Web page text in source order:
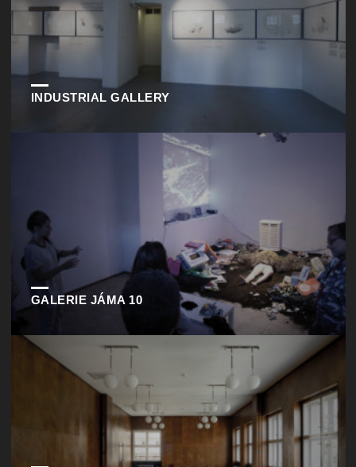
INDUSTRIAL GALLERY
GALERIE JÁMA 10